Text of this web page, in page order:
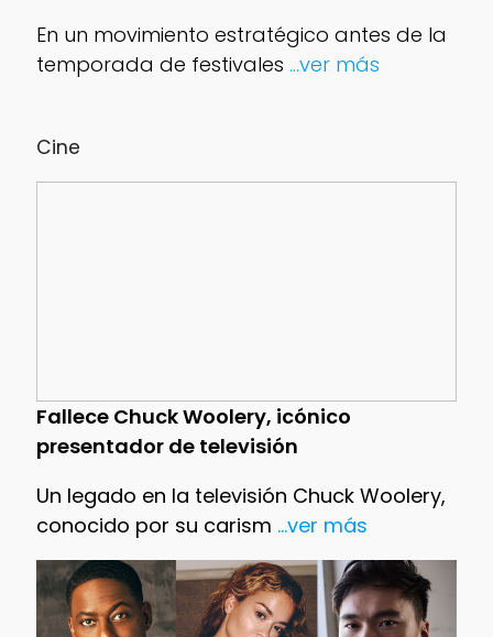
Cine
Fallece Chuck Woolery, icónico
presentador de televisión
Un legado en la televisión Chuck Woolery,
conocido por su carism ...ver más
En un movimiento estratégico antes de la
temporada de festivales ...ver más